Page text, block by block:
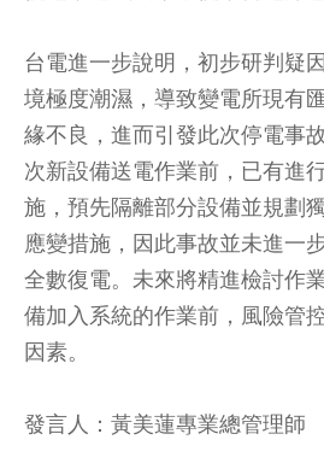
台電進一步說明，初步研判疑
境極度潮濕，導致變電所現有
緣不良，進而引發此次停電事
次新設備送電作業前，已有進
施，預先隔離部分設備並規劃
應變措施，因此事故並未進一
全數復電。未來將精進檢討作
備加入系統的作業前，風險管
因素。
發言人：黃美蓮專業總管理師